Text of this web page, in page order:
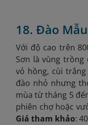
18. Đào
Với độ cao trên
Sơn là vùng trồng
vỏ hồng, cùi
đào nhỏ nhưng
mùa từ tháng 5
phiên chợ hoặc
Giá tham khảo: